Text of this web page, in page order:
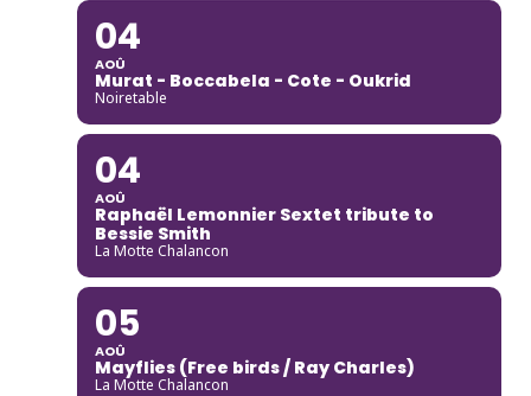
04
AOÛ
Murat - Boccabela - Cote - Oukrid
Noiretable
04
AOÛ
Raphaël Lemonnier Sextet tribute to
Bessie Smith
La Motte Chalancon
05
AOÛ
Mayflies (Free birds / Ray Charles)
La Motte Chalancon